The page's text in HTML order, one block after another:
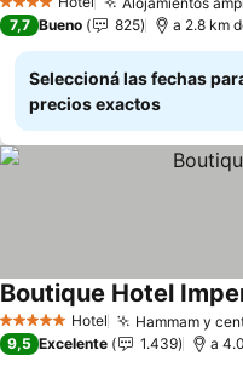
4 Estrellas
7,7 Bueno 825 a 2.8 km
Seleccioná las fechas
precios exactos
5 Estrellas Hotel Hammam y
Boutique Hotel
9,5 Excelente 1.439 a